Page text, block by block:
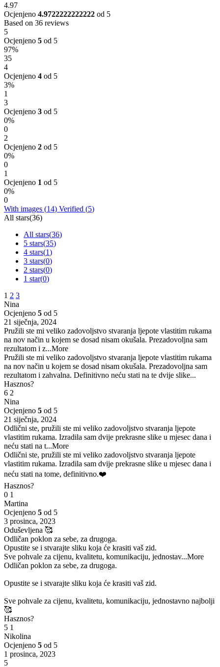
4.97
Ocjenjeno 4.9722222222222 od 5
Based on 36 reviews
5
Ocjenjeno 5 od 5
97%
35
4
Ocjenjeno 4 od 5
3%
1
3
Ocjenjeno 3 od 5
0%
0
2
Ocjenjeno 2 od 5
0%
0
1
Ocjenjeno 1 od 5
0%
0
With images (14) Verified (5)
All stars(36)
All stars(36)
5 stars(35)
4 stars(1)
3 stars(0)
2 stars(0)
1 star(0)
1 2 3
Nina
Ocjenjeno 5 od 5
21 siječnja, 2024
Pružili ste mi veliko zadovoljstvo stvaranja ljepote vlastitim rukama
na nov način u kojem se dosad nisam okušala. Prezadovoljna sam
rezultatom i z...More
Pružili ste mi veliko zadovoljstvo stvaranja ljepote vlastitim rukama
na nov način u kojem se dosad nisam okušala. Prezadovoljna sam
rezultatom i zahvalna. Definitivno neću stati na te dvije slike...
Hasznos?
6 2
Nina
Ocjenjeno 5 od 5
21 siječnja, 2024
Odlični ste, pružili ste mi veliko zadovoljstvo stvaranja ljepote
vlastitim rukama. Izradila sam dvije prekrasne slike u mjesec dana i
neću stati na t...More
Odlični ste, pružili ste mi veliko zadovoljstvo stvaranja ljepote
vlastitim rukama. Izradila sam dvije prekrasne slike u mjesec dana i
neću stati na tome, definitivno.❤️
Hasznos?
0 1
Martina
Ocjenjeno 5 od 5
3 prosinca, 2023
Oduševljena 🥰
Odličan poklon za sebe, za drugoga.
Opustite se i stvarajte sliku koja će krasiti vaš zid.
Sve pohvale za cijenu, kvalitetu, komunikaciju, jednostav...More
Odličan poklon za sebe, za drugoga.
Opustite se i stvarajte sliku koja će krasiti vaš zid.
Sve pohvale za cijenu, kvalitetu, komunikaciju, jednostavno najbolji
🥰
Hasznos?
5 1
Nikolina
Ocjenjeno 5 od 5
1 prosinca, 2023
5